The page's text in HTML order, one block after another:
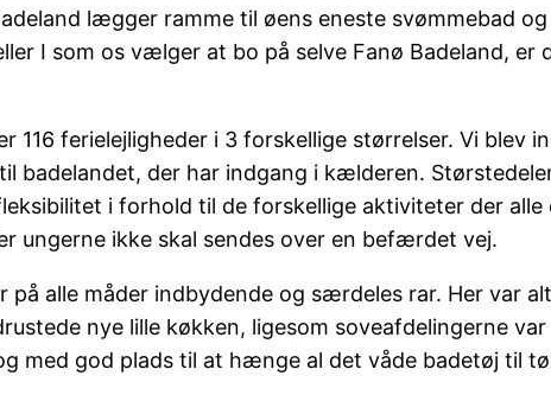
lægger ramme til øens eneste svømmebad
I som os vælger at bo på selve Fanø Badeland,
116 ferielejligheder i 3 forskellige størrelser. Vi
badelandet, der har indgang i kælderen.
i forhold til de forskellige aktiviteter der
ungerne ikke skal sendes over en befærdet vej.
på alle måder indbydende og særdeles rar. Her var
nye lille køkken, ligesom soveafdelingerne
med god plads til at hænge al det våde badetøj til